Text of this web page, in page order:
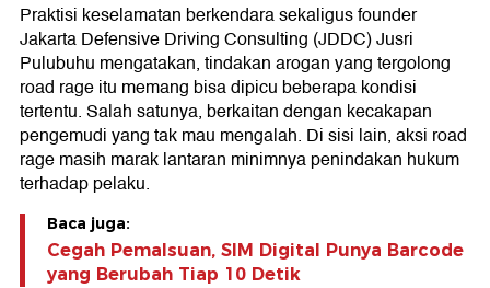
Praktisi keselamatan berkendara sekaligus founder
Jakarta Defensive Driving Consulting (JDDC) Jusri
Pulubuhu mengatakan, tindakan arogan yang tergolong
road rage itu memang bisa dipicu beberapa kondisi
tertentu. Salah satunya, berkaitan dengan kecakapan
pengemudi yang tak mau mengalah. Di sisi lain, aksi road
rage masih marak lantaran minimnya penindakan hukum
terhadap pelaku.
Baca juga:
Cegah Pemalsuan, SIM Digital Punya Barcode
yang Berubah Tiap 10 Detik